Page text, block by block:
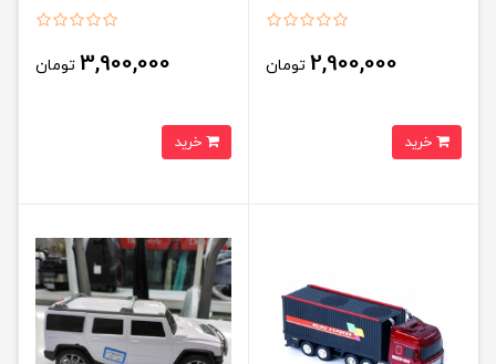
2,900,000 تومان 3,900,000 تومان